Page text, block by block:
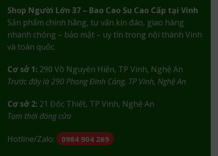
Shop Người Lớn 37 – Bao Cao Su Cao Cấp tại Vinh
Sản phẩm chính hãng, tư vấn kín đáo, giao hàng
nhanh chóng – bảo mật – uy tín trong nội thành Vinh
và toàn quốc.
Cơ sở 1: 290 Võ Nguyên Hiến, TP Vinh, Nghệ An
Trước đây là 290 Phong Đình Cảng, TP Vinh, Nghệ An
Cơ sở 2: 21 Đốc Thiết, TP Vinh, Nghệ An
Tạm thời đóng cửa
Hotline/Zalo: 0984 904 269